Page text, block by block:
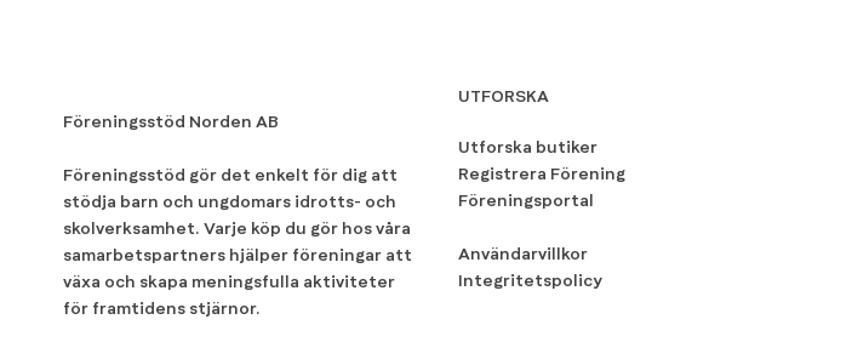
Föreningsstöd Norden AB
Föreningsstöd gör det enkelt för dig att
stödja barn och ungdomars idrotts- och
skolverksamhet. Varje köp du gör hos våra
samarbetspartners hjälper föreningar att
växa och skapa meningsfulla aktiviteter
för framtidens stjärnor.
UTFORSKA
Utforska butiker
Registrera Förening
Föreningsportal
Användarvillkor
Integritetspolicy